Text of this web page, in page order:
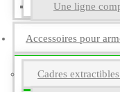
Une ligne
Accessoires pour
Cadres extractibles